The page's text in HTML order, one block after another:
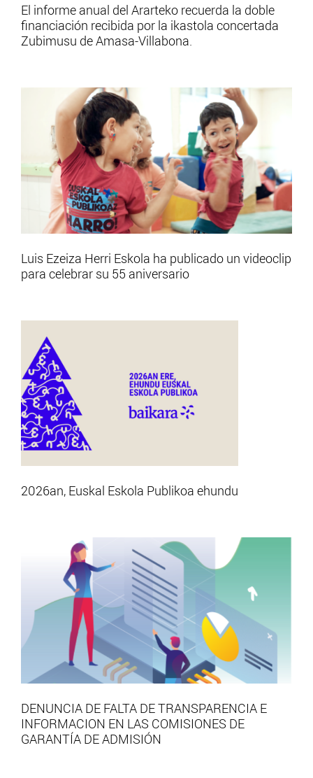
El informe anual del Ararteko recuerda la doble
financiación recibida por la ikastola concertada
Zubimusu de Amasa-Villabona.
Luis Ezeiza Herri Eskola ha publicado un videoclip
para celebrar su 55 aniversario
2026an, Euskal Eskola Publikoa ehundu
DENUNCIA DE FALTA DE TRANSPARENCIA E
INFORMACION EN LAS COMISIONES DE
GARANTÍA DE ADMISIÓN